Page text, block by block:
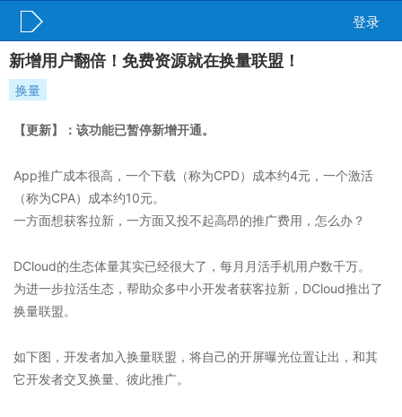
登录
新增用户翻倍！免费资源就在换量联盟！
换量
【更新】：该功能已暂停新增开通。
App推广成本很高，一个下载（称为CPD）成本约4元，一个激活
（称为CPA）成本约10元。
一方面想获客拉新，一方面又投不起高昂的推广费用，怎么办？
DCloud的生态体量其实已经很大了，每月月活手机用户数千万。
为进一步拉活生态，帮助众多中小开发者获客拉新，DCloud推出了
换量联盟。
如下图，开发者加入换量联盟，将自己的开屏曝光位置让出，和其
它开发者交叉换量、彼此推广。